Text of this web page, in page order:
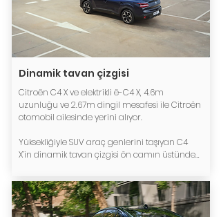
Dinamik tavan çizgisi
Citroën C4 X ve elektrikli ë-C4 X, 4.6m
uzunluğu ve 2.67m dingil mesafesi ile Citroën
otomobil ailesinde yerini alıyor. ​
Yüksekliğiyle SUV araç genlerini taşıyan C4
X’in dinamik tavan çizgisi ön camın üstünden
uzanarak mükemmel bir fastback silüeti
yaratıyor. C4 X’i yan profilinden
incelediğinizde kusursuz akışı görebilirsiniz. ​